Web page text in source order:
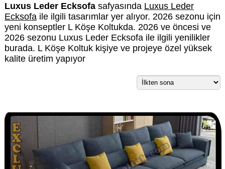
Luxus Leder Ecksofasafyasında Luxus Leder
Ecksofaile ilgili tasarımlar yer alıyor. 2026 sezonu için
yeni konseptler L Köşe Koltukda. 2026 ve öncesi ve
2026 sezonu Luxus Leder Ecksofa ile ilgili yenilikler
burada. L Köşe Koltuk kişiye ve projeye özel yüksek
kalite üretim yapıyor